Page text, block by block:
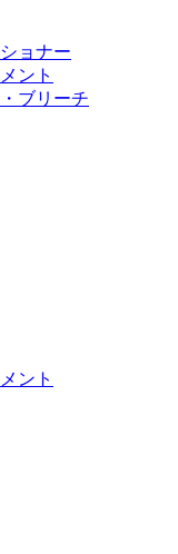
ョナー
ント
ブリーチ
ント